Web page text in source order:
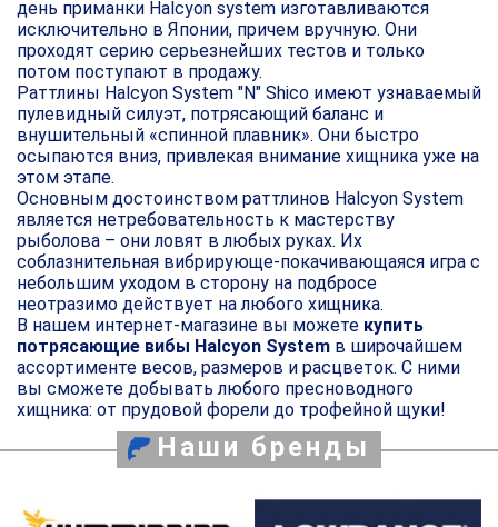
день приманки Halcyon system изготавливаются
исключительно в Японии, причем вручную. Они
проходят серию серьезнейших тестов и только
потом поступают в продажу.
Раттлины Halcyon System "N" Shico имеют узнаваемый
пулевидный силуэт, потрясающий баланс и
внушительный «спинной плавник». Они быстро
осыпаются вниз, привлекая внимание хищника уже на
этом этапе.
Основным достоинством раттлинов Halcyon System
является нетребовательность к мастерству
рыболова – они ловят в любых руках. Их
соблазнительная вибрирующе-покачивающаяся игра с
небольшим уходом в сторону на подбросе
неотразимо действует на любого хищника.
В нашем интернет-магазине вы можете купить
потрясающие вибы Halcyon System в широчайшем
ассортименте весов, размеров и расцветок. С ними
вы сможете добывать любого пресноводного
хищника: от прудовой форели до трофейной щуки!
Наши бренды